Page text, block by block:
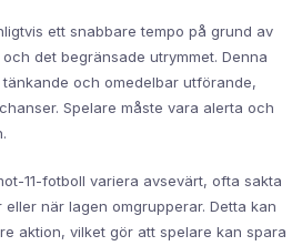
ett snabbare tempo på grund av
det begränsade utrymmet. Denna
och omedelbar utförande,
Spelare måste vara alerta och
11-fotboll variera avsevärt, ofta sakta
när lagen omgrupperar. Detta kan
aktion, vilket gör att spelare kan spara